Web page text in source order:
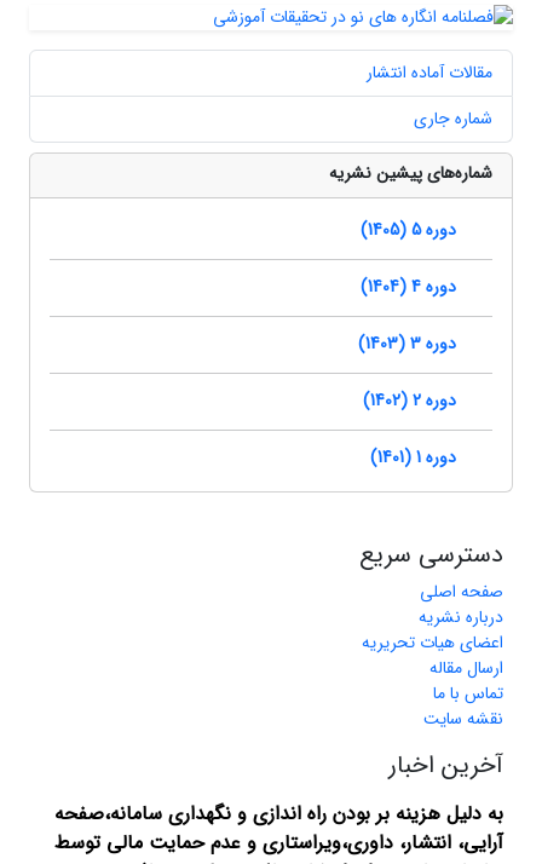
مقالات آماده انتشار
شماره جاری
شماره‌های پیشین نشریه
دوره 5 (1405)
دوره 4 (1404)
دوره 3 (1403)
دوره 2 (1402)
دوره 1 (1401)
دسترسی سریع
صفحه اصلی
درباره نشریه
اعضای هیات تحریریه
ارسال مقاله
تماس با ما
نقشه سایت
آخرین اخبار
به دلیل هزینه بر بودن راه اندازی و نگهداری سامانه،صفحه
آرایی، انتشار، داوری،ویراستاری و عدم حمایت مالی توسط